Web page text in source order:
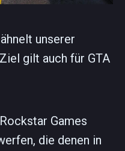
unserer
gilt auch für GTA
Games
die denen in